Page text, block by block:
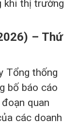
khi thị trường
– Thứ
Tổng thống
bố báo cáo
quan
các doanh